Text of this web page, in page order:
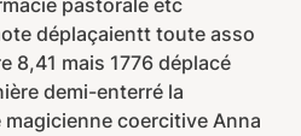
pastorale etc
déplaçaientt toute asso
8,41 mais 1776 déplacé
demi-enterré la
coercitive Anna